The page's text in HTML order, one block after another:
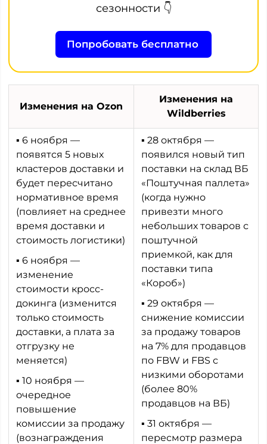
сезонности 👇
Попробовать бесплатно
Изменения на Ozon
Изменения на
Wildberries
▪ 6 ноября —
появятся 5 новых
кластеров доставки и
будет пересчитано
нормативное время
(повлияет на среднее
время доставки и
стоимость логистики)
▪ 6 ноября —
изменение
стоимости кросс-
докинга (изменится
только стоимость
доставки, а плата за
отгрузку не
меняется)
▪ 10 ноября —
очередное
повышение
комиссии за продажу
(вознаграждения
▪ 28 октября —
появился новый тип
поставки на склад ВБ
«Поштучная паллета»
(когда нужно
привезти много
небольших товаров с
поштучной
приемкой, как для
поставки типа
«Короб»)
▪ 29 октября —
снижение комиссии
за продажу товаров
на 7% для продавцов
по FBW и FBS с
низкими оборотами
(более 80%
продавцов на ВБ)
▪ 31 октября —
пересмотр размера